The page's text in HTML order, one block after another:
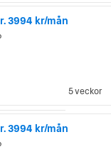
3994 kr/mån
5 veckor
3994 kr/mån